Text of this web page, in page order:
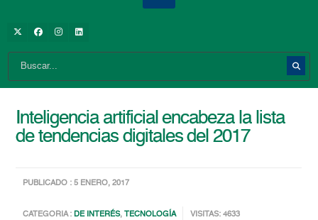
Inteligencia artificial encabeza la lista
de tendencias digitales del 2017
PUBLICADO : 5 ENERO, 2017
CATEGORIA :DE INTERÉS, TECNOLOGÍA VISITAS: 4633